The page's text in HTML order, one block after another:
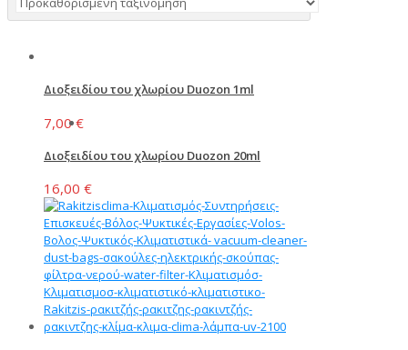
Διοξειδίου του χλωρίου Duozon 1ml
7,00€
Διοξειδίου του χλωρίου Duozon 20ml
16,00 €